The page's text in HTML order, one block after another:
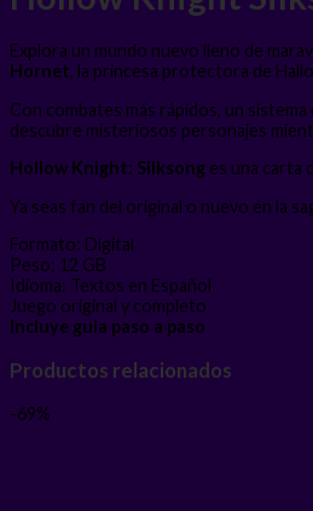
Explora un mundo nuevo lleno de
Hornet, la princesa protectora de
Con combates más rápidos, un
descubre misteriosos personajes
Hollow Knight: Silksong es una carta
Ya seas fan del original o nuevo en la
Formato: Digital
Peso: 12 GB
Idioma: Textos en Español
Juego original y completo
Incluye guia paso a paso
Productos relacionados
-69%